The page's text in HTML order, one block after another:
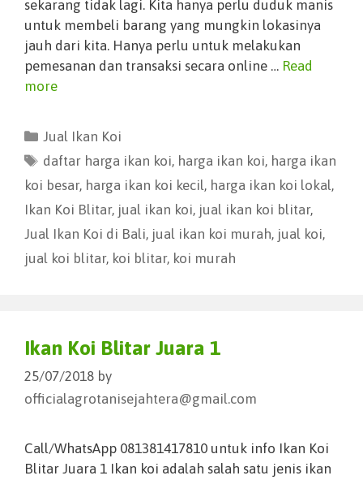
sekarang tidak lagi. Kita hanya perlu duduk manis
untuk membeli barang yang mungkin lokasinya
jauh dari kita. Hanya perlu untuk melakukan
pemesanan dan transaksi secara online … Read
more
Jual Ikan Koi
daftar harga ikan koi, harga ikan koi, harga ikan
koi besar, harga ikan koi kecil, harga ikan koi lokal,
Ikan Koi Blitar, jual ikan koi, jual ikan koi blitar,
Jual Ikan Koi di Bali, jual ikan koi murah, jual koi,
jual koi blitar, koi blitar, koi murah
Ikan Koi Blitar Juara 1
25/07/2018 by
officialagrotanisejahtera@gmail.com
Call/WhatsApp 081381417810 untuk info Ikan Koi
Blitar Juara 1 Ikan koi adalah salah satu jenis ikan